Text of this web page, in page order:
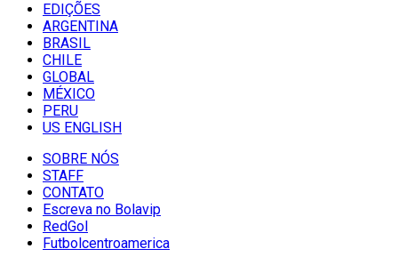
EDIÇÕES
ARGENTINA
BRASIL
CHILE
GLOBAL
MÉXICO
PERU
US ENGLISH
SOBRE NÓS
STAFF
CONTATO
Escreva no Bolavip
RedGol
Futbolcentroamerica